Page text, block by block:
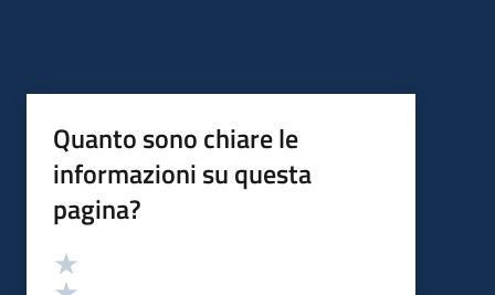
Quanto sono chiare le
informazioni su questa
pagina?
Valutazione